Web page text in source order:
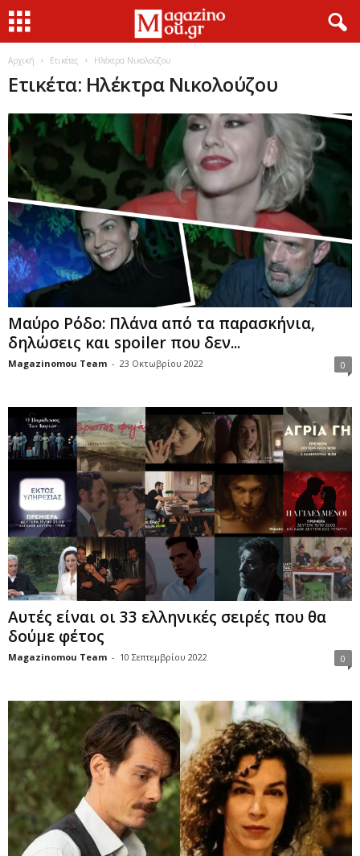
Αρχική Ετικέτες Ηλέκτρα Νικολούζου
Ετικέτα: Ηλέκτρα Νικολούζου
Μαύρο Ρόδο: Πλάνα από τα παρασκήνια,
δηλώσεις και spoiler που δεν...
Magazinomou Team - 23 Οκτωβρίου 2022 0
Αυτές είναι οι 33 ελληνικές σειρές που θα
δούμε φέτος
Magazinomou Team - 10 Σεπτεμβρίου 2022 0